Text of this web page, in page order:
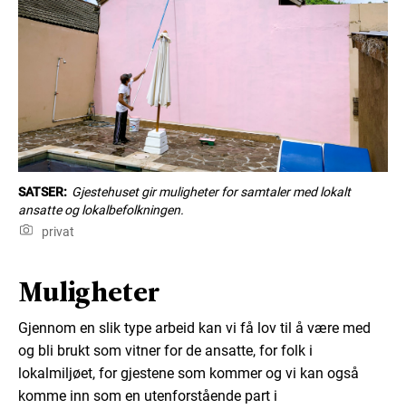
SATSER: Gjestehuset gir muligheter for samtaler med lokalt
ansatte og lokalbefolkningen.
privat
Muligheter
Gjennom en slik type arbeid kan vi få lov til å være med
og bli brukt som vitner for de ansatte, for folk i
lokalmiljøet, for gjestene som kommer og vi kan også
komme inn som en utenforstående part i